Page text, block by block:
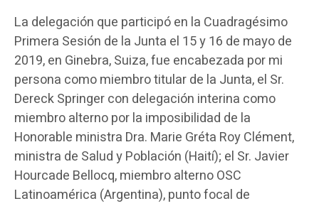
La delegación que participó en la Cuadragésimo
Primera Sesión de la Junta el 15 y 16 de mayo de
2019, en Ginebra, Suiza, fue encabezada por mi
persona como miembro titular de la Junta, el Sr.
Dereck Springer con delegación interina como
miembro alterno por la imposibilidad de la
Honorable ministra Dra. Marie Gréta Roy Clément,
ministra de Salud y Población (Haití); el Sr. Javier
Hourcade Bellocq, miembro alterno OSC
Latinoamérica (Argentina), punto focal de